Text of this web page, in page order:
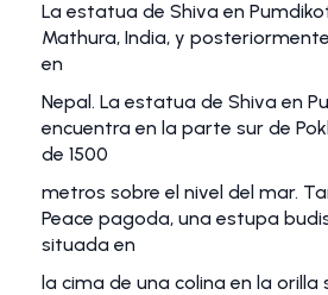
La estatua de Shiva en
Mathura, India, y
en
Nepal. La estatua de Shiva en
encuentra en la parte sur de
de 1500
metros sobre el nivel del mar.
Peace pagoda, una estupa
situada en
la cima de una colina en la orilla